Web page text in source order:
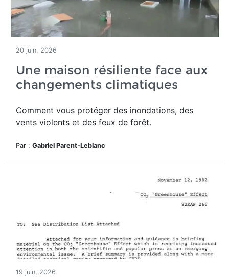
20 juin, 2026
Une maison résiliente face aux
changements climatiques
Comment vous protéger des inondations, des
vents violents et des feux de forêt.
Par : Gabriel Parent-Leblanc
19 juin, 2026